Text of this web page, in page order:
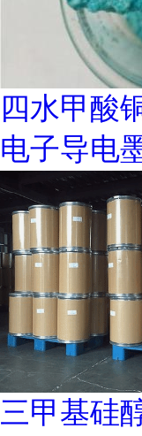
四水甲酸
电子导电
三甲基硅